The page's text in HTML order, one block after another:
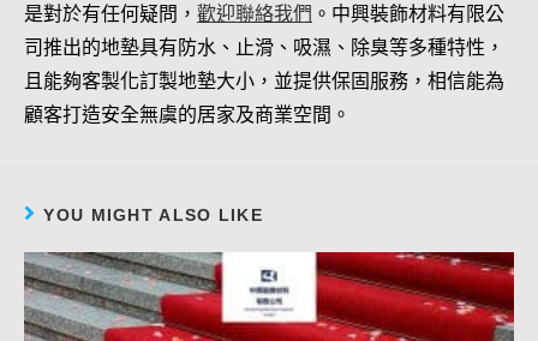
是對於有任何疑問， 歡迎聯絡我們 。中興裝飾材料有限公
司推出的地墊具有防水、止滑、吸濕、除臭等多種特性，
且能夠客製化訂製地墊大小，並提供保固服務，相信能為
顧客打造安全無虞的居家及商業空間。
YOU MIGHT ALSO LIKE